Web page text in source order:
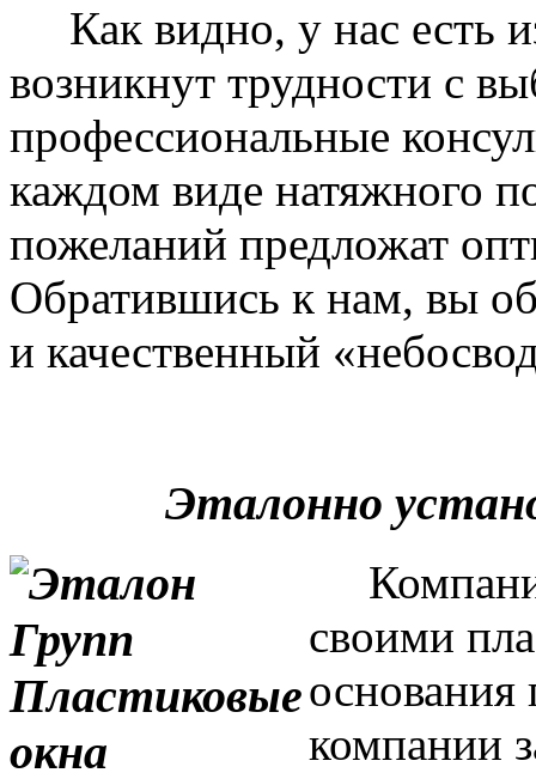
Как видно, у нас есть
возникнут трудности с
профессиональные
каждом виде натяжного
пожеланий предложат
Обратившись к нам, вы
и качественный
Эталонно
своими
основания
компании